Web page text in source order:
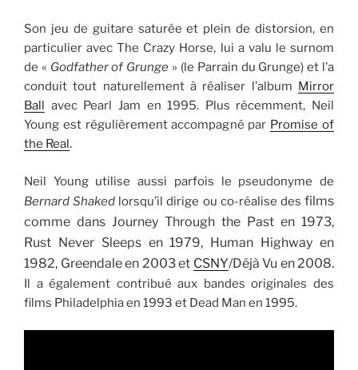
Son jeu de guitare saturée et plein de distorsion, en
particulier avec The Crazy Horse, lui a valu le surnom
de « Godfather of Grunge » (le Parrain du Grunge) et l’a
conduit tout naturellement à réaliser l’album Mirror
Ball avec Pearl Jam en 1995. Plus récemment, Neil
Young est régulièrement accompagné par Promise of
the Real.
Neil Young utilise aussi parfois le pseudonyme de
Bernard Shaked lorsqu’il dirige ou co-réalise des films
comme dans Journey Through the Past en 1973,
Rust Never Sleeps en 1979, Human Highway en
1982, Greendale en 2003 et CSNY/Déjà Vu en 2008.
Il a également contribué aux bandes originales des
films Philadelphia en 1993 et Dead Man en 1995.